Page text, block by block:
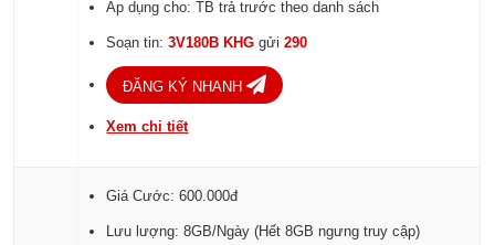
Áp dụng cho: TB trả trước theo danh sách
Soạn tin:3V180B KHGgửi290
ĐĂNG KÝ NHANH
Xem chi tiết
Giá Cước: 600.000đ
Lưu lượng: 8GB/Ngày (Hết 8GB ngưng truy cập)